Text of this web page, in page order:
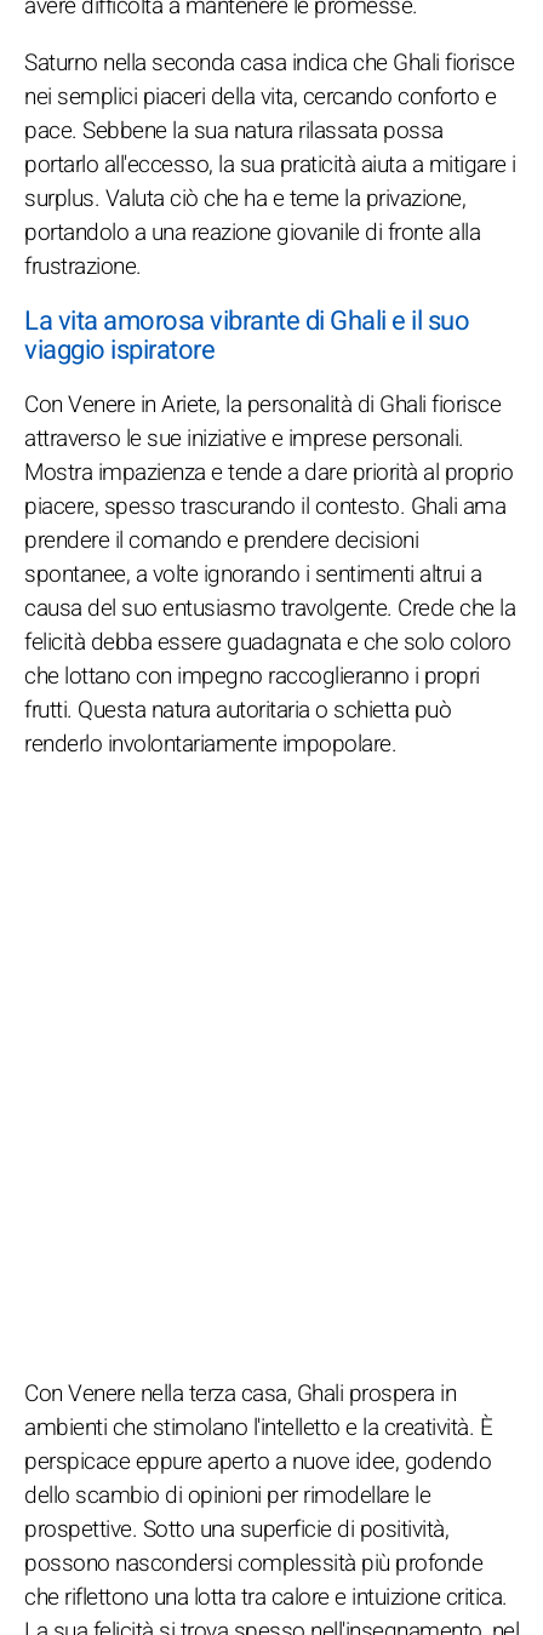
Saturno nella seconda casa indica che Ghali fiorisce
nei semplici piaceri della vita, cercando conforto e
pace. Sebbene la sua natura rilassata possa
portarlo all'eccesso, la sua praticità aiuta a mitigare i
surplus. Valuta ciò che ha e teme la privazione,
portandolo a una reazione giovanile di fronte alla
frustrazione.
La vita amorosa vibrante di Ghali e il suo
viaggio ispiratore
Con Venere in Ariete, la personalità di Ghali fiorisce
attraverso le sue iniziative e imprese personali.
Mostra impazienza e tende a dare priorità al proprio
piacere, spesso trascurando il contesto. Ghali ama
prendere il comando e prendere decisioni
spontanee, a volte ignorando i sentimenti altrui a
causa del suo entusiasmo travolgente. Crede che la
felicità debba essere guadagnata e che solo coloro
che lottano con impegno raccoglieranno i propri
frutti. Questa natura autoritaria o schietta può
renderlo involontariamente impopolare.
Con Venere nella terza casa, Ghali prospera in
ambienti che stimolano l'intelletto e la creatività. È
perspicace eppure aperto a nuove idee, godendo
dello scambio di opinioni per rimodellare le
prospettive. Sotto una superficie di positività,
possono nascondersi complessità più profonde
che riflettono una lotta tra calore e intuizione critica.